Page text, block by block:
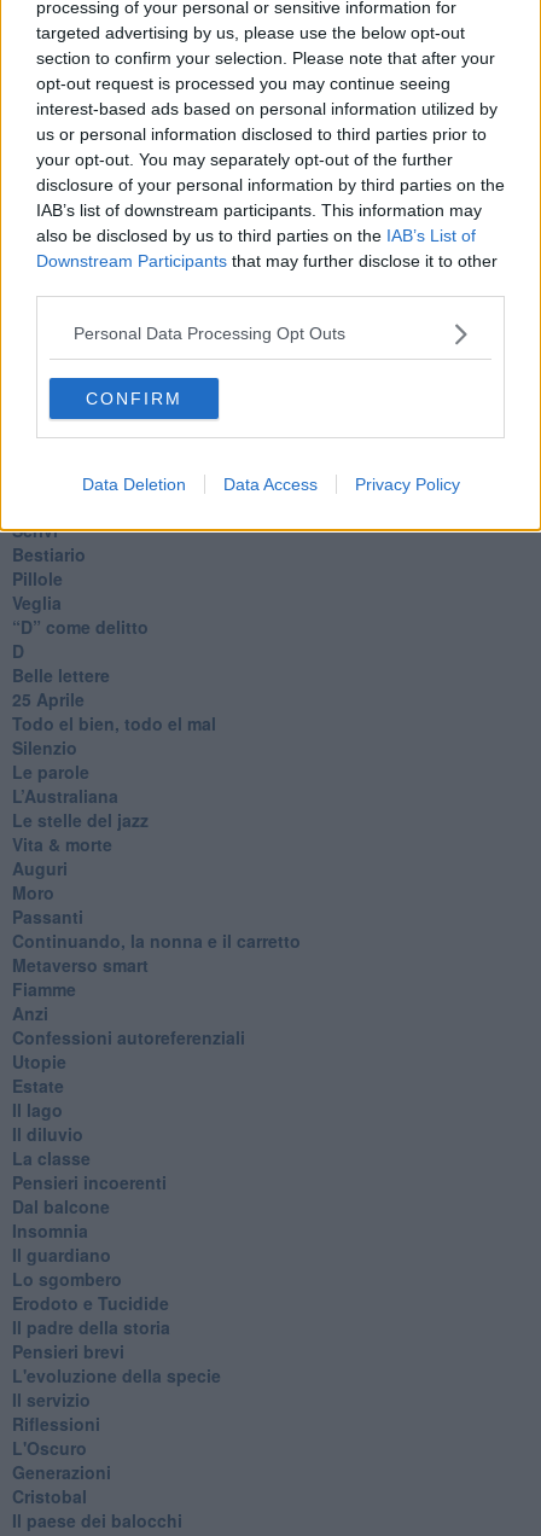
processing of your personal or sensitive information for
targeted advertising by us, please use the below opt-out
section to confirm your selection. Please note that after your
opt-out request is processed you may continue seeing
interest-based ads based on personal information utilized by
us or personal information disclosed to third parties prior to
your opt-out. You may separately opt-out of the further
disclosure of your personal information by third parties on the
IAB’s list of downstream participants. This information may
also be disclosed by us to third parties on the IAB’s List of
Downstream Participants that may further disclose it to other
Personal Data Processing Opt Outs
CONFIRM
Data Deletion Data Access Privacy Policy
I bolidi
Parole
Amarezza
Colpa & merito
Vento
​LA PANCHINA ROSSA Requiem per il Commissario
Ospedali del cuore
Coraçào
Charlie
Il telefono del vento
Testamento & Commiato
Autunno
Gracias a la vida
Somnium
Fly me to the moon
Hop!
Memòrias
Scrivi
Bestiario
Pillole
Veglia
​“D” come delitto
D
Belle lettere
25 Aprile
Todo el bien, todo el mal
Silenzio
Le parole
​L’Australiana
Le stelle del jazz
Vita & morte
Auguri
Moro
Passanti
Continuando, la nonna e il carretto
Metaverso smart
Fiamme
Anzi
Confessioni autoreferenziali
Utopie
Estate
Il lago
Il diluvio
La classe
Pensieri incoerenti
Dal balcone
Insomnia
Il guardiano
Lo sgombero
Erodoto e Tucidide
Il padre della storia
Pensieri brevi
L'evoluzione della specie
Il servizio
Riflessioni
L'Oscuro
Generazioni
Cristobal
Il paese dei balocchi